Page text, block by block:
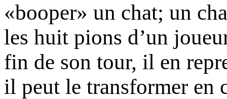
«booper» un chat; un
les huit pions d’un
fin de son tour, il en
il peut le transformer en